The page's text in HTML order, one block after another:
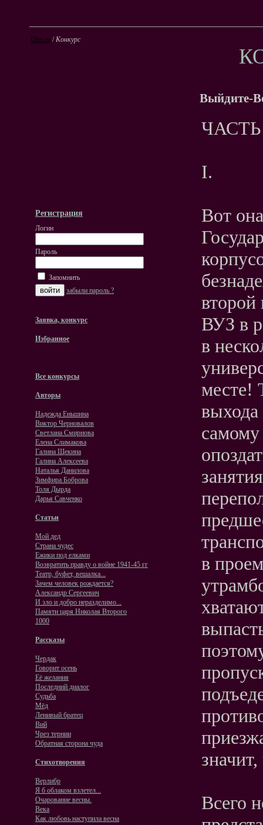
Olrs.ru /Конкурс
Регистрация
Логин
Пароль
Запомнить
забыли пароль ?
Заявка, конкурс
Избранное
Все конкурсы
Авторы
Надежда Еньшина
Виктор Черновалов
Светлана Смирнова
Елена Слимакова
Галина Щекина
Галина Алексеева
Наталья Данилова
Зимфира Боброва
Толя Дырда
Дарья Савченко
Статьи
Мой дед
Страна чудес
Ежики под елками
Возвратить правду о войне 1941-45 гг
Театр, буфет, вешалка...
Зачем человек рождается?
Александр Сергеевич
И зло и добро неразделимо...
Памяти царя Николая Второго
1000
Рассказы
Чердак
Говорит осень
Её желания
Последний диалог
Судьба
Мёд
Ленивый братец
Вий
Чрез тернии
Обратная сторона чуда
Стихотворения
Верлибр
Я б облаком взлетел...
Очарование весны.
Века
Как любовь наступила весна
Выйдите-
I.
Вот
второй
ВУЗ в
в
месте!
выхода
самому
в
Всего